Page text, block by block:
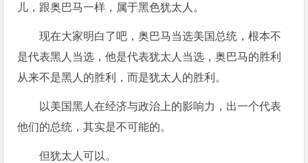
儿，跟奥巴马一样，属于黑色犹太人。
现在大家明白了吧，奥巴马当选美国总统，根本不
是代表黑人当选，他是代表犹太人当选，奥巴马的胜利
从来不是黑人的胜利，而是犹太人的胜利。
以美国黑人在经济与政治上的影响力，出一个代表
他们的总统，其实是不可能的。
但犹太人可以。